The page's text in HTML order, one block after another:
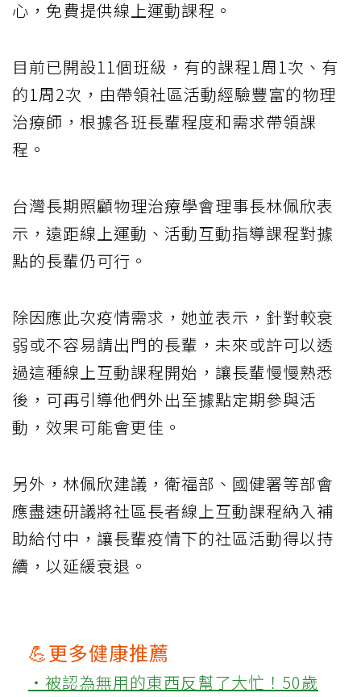
心，免費提供線上運動課程。
目前已開設11個班級，有的課程1周1次、有
的1周2次，由帶領社區活動經驗豐富的物理
治療師，根據各班長輩程度和需求帶領課
程。
台灣長期照顧物理治療學會理事長林佩欣表
示，遠距線上運動、活動互動指導課程對據
點的長輩仍可行。
除因應此次疫情需求，她並表示，針對較衰
弱或不容易請出門的長輩，未來或許可以透
過這種線上互動課程開始，讓長輩慢慢熟悉
後，可再引導他們外出至據點定期參與活
動，效果可能會更佳。
另外，林佩欣建議，衛福部、國健署等部會
應盡速研議將社區長者線上互動課程納入補
助給付中，讓長輩疫情下的社區活動得以持
續，以延緩衰退。
💪更多健康推薦
‧被認為無用的東西反幫了大忙！50歲